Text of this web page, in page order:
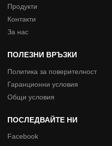
Продукти
Контакти
За нас
ПОЛЕЗНИ ВРЪЗКИ
Политика за поверителност
Гаранционни условия
Общи условия
ПОСЛЕДВАЙТЕ НИ
Facebook